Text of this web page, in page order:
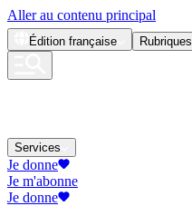
Aller au contenu principal
Édition française Rubriques
Services
Je donne
Je m'abonne
Je donne